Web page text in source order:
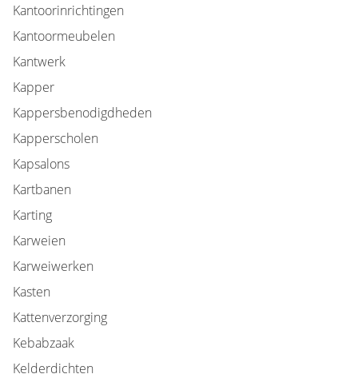
Kantoorinrichtingen
Kantoormeubelen
Kantwerk
Kapper
Kappersbenodigdheden
Kapperscholen
Kapsalons
Kartbanen
Karting
Karweien
Karweiwerken
Kasten
Kattenverzorging
Kebabzaak
Kelderdichten